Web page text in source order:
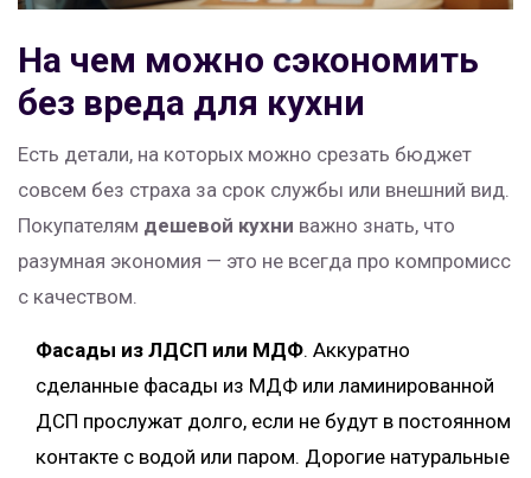
На чем можно сэкономить
без вреда для кухни
Есть детали, на которых можно срезать бюджет
совсем без страха за срок службы или внешний вид.
Покупателям дешевой кухни важно знать, что
разумная экономия — это не всегда про компромисс
с качеством.
Фасады из ЛДСП или МДФ. Аккуратно
сделанные фасады из МДФ или ламинированной
ДСП прослужат долго, если не будут в постоянном
контакте с водой или паром. Дорогие натуральные